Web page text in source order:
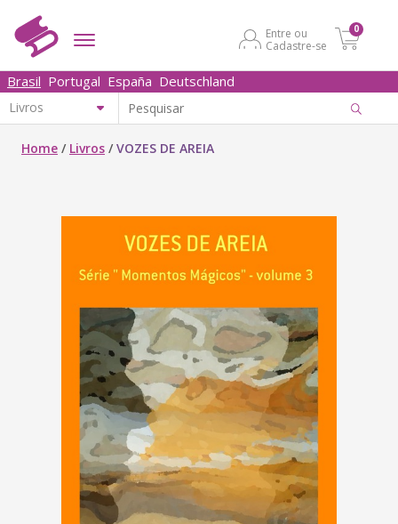
Entre ou
Cadastre-se
0
Brasil Portugal España Deutschland
Home / Livros /VOZES DE AREIA